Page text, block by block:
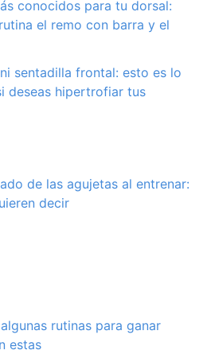
conocidos para tu dorsal:
el remo con barra y el
sentadilla frontal: esto es lo
deseas hipertrofiar tus
de las agujetas al entrenar:
decir
rutinas para ganar
estas